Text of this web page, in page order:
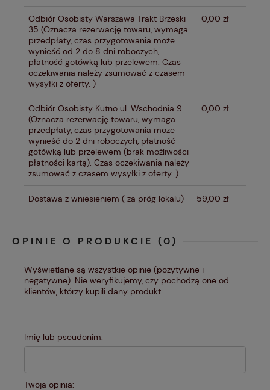
Odbiór Osobisty Warszawa Trakt Brzeski
35 (Oznacza rezerwację towaru, wymaga
przedpłaty, czas przygotowania może
wynieść od 2 do 8 dni roboczych,
płatność gotówką lub przelewem. Czas
oczekiwania należy zsumować z czasem
wysyłki z oferty. )
0,00 zł
Odbiór Osobisty Kutno ul. Wschodnia 9
(Oznacza rezerwację towaru, wymaga
przedpłaty, czas przygotowania może
wynieść do 2 dni roboczych, płatność
gotówką lub przelewem (brak możliwości
płatności kartą). Czas oczekiwania należy
zsumować z czasem wysyłki z oferty. )
0,00 zł
Dostawa z wniesieniem ( za próg lokalu) 59,00 zł
OPINIE O PRODUKCIE (0)
Wyświetlane są wszystkie opinie (pozytywne i
negatywne). Nie weryfikujemy, czy pochodzą one od
klientów, którzy kupili dany produkt.
Imię lub pseudonim:
Twoja opinia: